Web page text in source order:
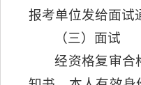
报考单位发给面试
（三）面试
经资格复审合